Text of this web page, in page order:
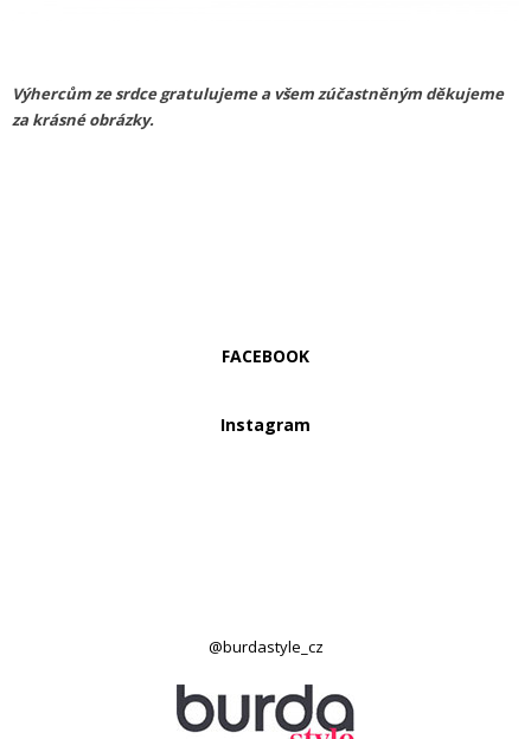
Výhercům ze srdce gratulujeme a všem zúčastněným děkujeme
za krásné obrázky.
FACEBOOK
Instagram
@burdastyle_cz